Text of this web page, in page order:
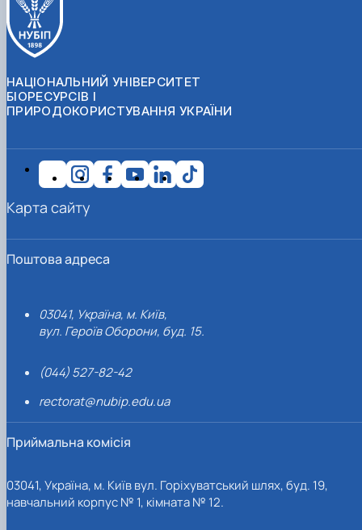
НАЦІОНАЛЬНИЙ УНІВЕРСИТЕТ
БІОРЕСУРСІВ І
ПРИРОДОКОРИСТУВАННЯ УКРАЇНИ
Поштова адреса
03041, Україна, м. Київ,
вул. Героїв Оборони, буд. 15.
(044) 527-82-42
rectorat@nubip.edu.ua
Приймальна комісія
03041, Україна, м. Київ вул. Горіхуватський шлях, буд. 19,
навчальний корпус № 1, кімната № 12.
Карта сайту